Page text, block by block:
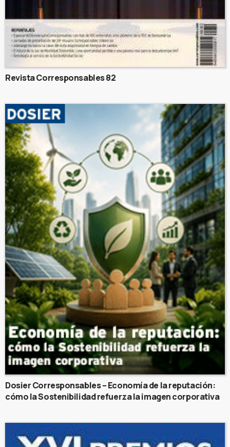
Revista Corresponsables 82
Dosier Corresponsables – Economía de la reputación:
cómo la Sostenibilidad refuerza la imagen corporativa